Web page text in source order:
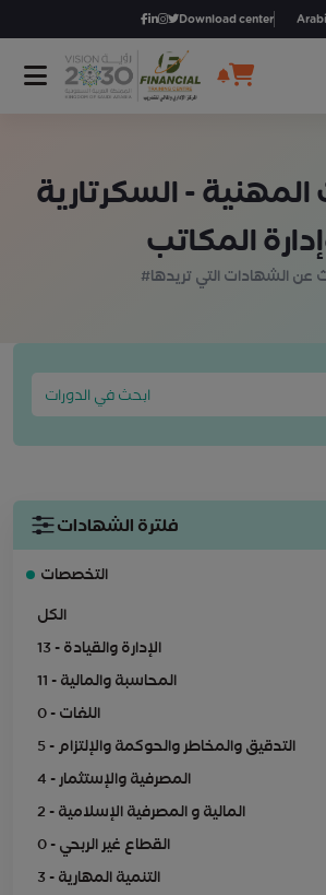
Download center
- السكرتارية
المكاتب
عن الشهادات التي تريدها
فلترة الشهادات
التخصصات
الكل
13 - الإدارة والقيادة
11 - المحاسبة والمالية
0 - اللغات
5 - التدقيق والمخاطر والحوكمة والإلتزام
4 - المصرفية والإستثمار
2 - المالية و المصرفية الإسلامية
0 - القطاع غير الربحي
3 - التنمية المهارية